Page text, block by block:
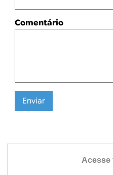
Comentário